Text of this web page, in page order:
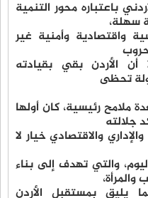
باعتباره محور التنمية
سهلة،
واقتصادية وأمنية غير
أن الأردن بقي بقيادته
تحظى
ملامح رئيسية، كان أولها
جلالته
والاقتصادي خيار لا
والتي تهدف إلى بناء
يليق بمستقبل الأردن